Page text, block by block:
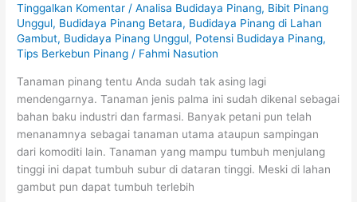
Tinggalkan Komentar /Analisa Budidaya Pinang, Bibit Pinang
Unggul, Budidaya Pinang Betara, Budidaya Pinang di Lahan
Gambut, Budidaya Pinang Unggul, Potensi Budidaya Pinang,
Tips Berkebun Pinang / Fahmi Nasution
Tanaman pinang tentu Anda sudah tak asing lagi
mendengarnya. Tanaman jenis palma ini sudah dikenal sebagai
bahan baku industri dan farmasi. Banyak petani pun telah
menanamnya sebagai tanaman utama ataupun sampingan
dari komoditi lain. Tanaman yang mampu tumbuh menjulang
tinggi ini dapat tumbuh subur di dataran tinggi. Meski di lahan
gambut pun dapat tumbuh terlebih
PINANG
DI
LAHAN
GAMBUT